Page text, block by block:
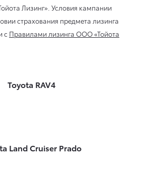
Лизинг». Условия кампании
страхования предмета лизинга
с Правилами лизинга ООО «Тойота
Toyota RAV4
Land Cruiser Prado